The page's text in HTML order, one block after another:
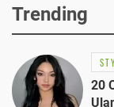
Trending
20